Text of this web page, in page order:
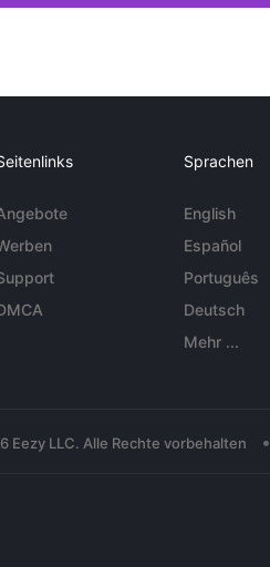
Sprachen
English
Español
Português
Deutsch
Mehr ...
Eezy LLC. Alle Rechte vorbehalten •